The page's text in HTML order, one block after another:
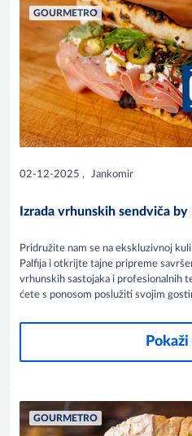
GOURMETRO
02-12-2025 , Jankomir
Izrada vrhunskih sendviča
Pridružite nam se na ekskluzivnoj
Palfija i otkrijte tajne pripreme
vrhunskih sastojaka i profesionalnih
ćete s ponosom poslužiti svojim
GOURMETRO